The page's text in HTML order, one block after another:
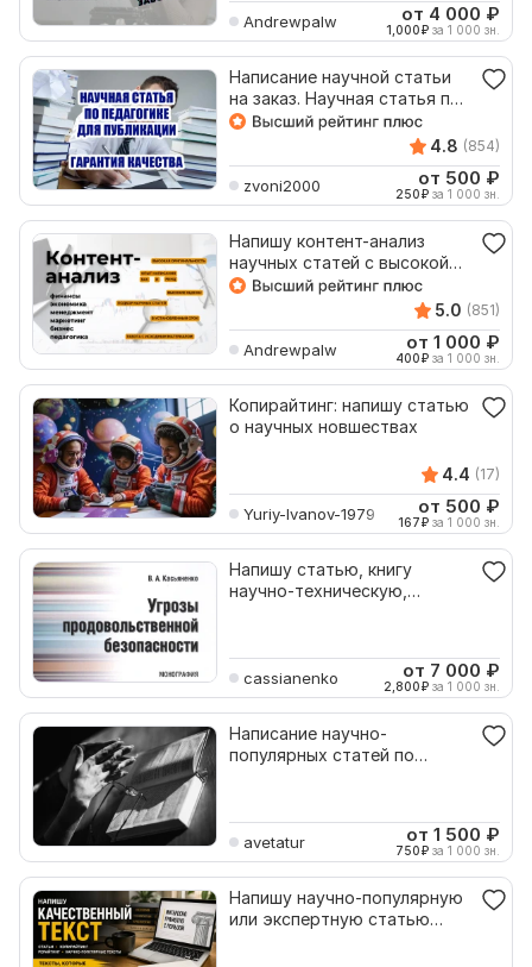
Andrewpalw от 4 000 ₽
1,000₽ за 1 000 зн.
Написание научной статьи
на заказ. Научная статья по
педагогике
4.8 (854)
zvoni2000 от 500 ₽
250₽ за 1 000 зн.
Напишу контент-анализ
научных статей с высокой
оригинальностью
5.0 (851)
Andrewpalw от 1 000 ₽
400₽ за 1 000 зн.
Копирайтинг: напишу статью
о научных новшествах
4.4 (17)
Yuriy-Ivanov-1979 от 500 ₽
167₽ за 1 000 зн.
Напишу статью, книгу
научно-техническую,
cassianenko от 7 000 ₽
2,800₽ за 1 000 зн.
Написание научно-
популярных статей по
avetatur от 1 500 ₽
750₽ за 1 000 зн.
Напишу научно-популярную
или экспертную статью